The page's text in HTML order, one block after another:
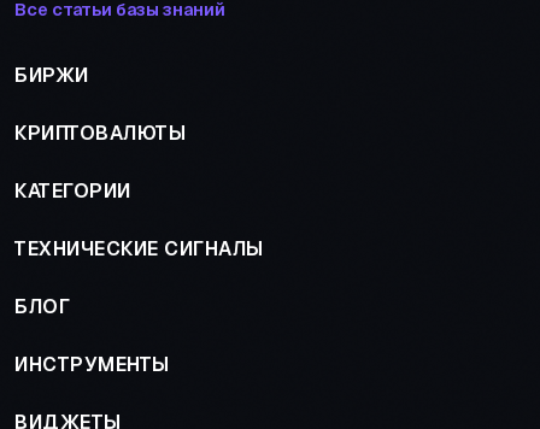
Все статьи базы знаний
БИРЖИ
КРИПТОВАЛЮТЫ
КАТЕГОРИИ
ТЕХНИЧЕСКИЕ СИГНАЛЫ
БЛОГ
ИНСТРУМЕНТЫ
ВИДЖЕТЫ